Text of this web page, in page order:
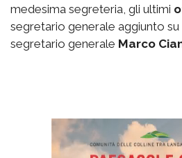
medesima segreteria, gli ultimi
segretario generale aggiunto su
segretario generale Marco